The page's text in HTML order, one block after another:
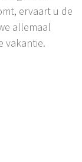
ervaart u de
allemaal
vakantie.
een stad en
deel uit
de rivier of